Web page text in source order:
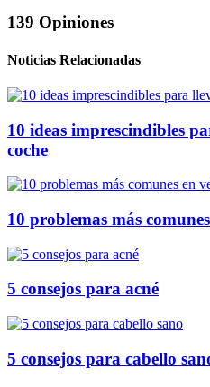
139 Opiniones
Noticias Relacionadas
10 ideas imprescindibles
coche
10 problemas más
5 consejos para acné
5 consejos para cabello